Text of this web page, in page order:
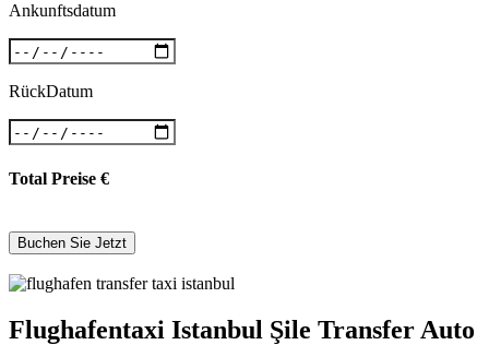
Ankunftsdatum
RückDatum
Total Preise €
Flughafentaxi Istanbul Şile Transfer Auto